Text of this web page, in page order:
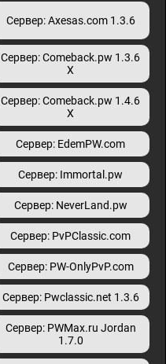
Сервер: Axesas.com 1.3.6
Сервер: Comeback.pw 1.3.6
X
Сервер: Comeback.pw 1.4.6
X
Сервер: EdemPW.com
Сервер: Immortal.pw
Сервер: NeverLand.pw
Сервер: PvPClassic.com
Сервер: PW-OnlyPvP.com
Сервер: Pwclassic.net 1.3.6
Сервер: PWMax.ru Jordan
1.7.0